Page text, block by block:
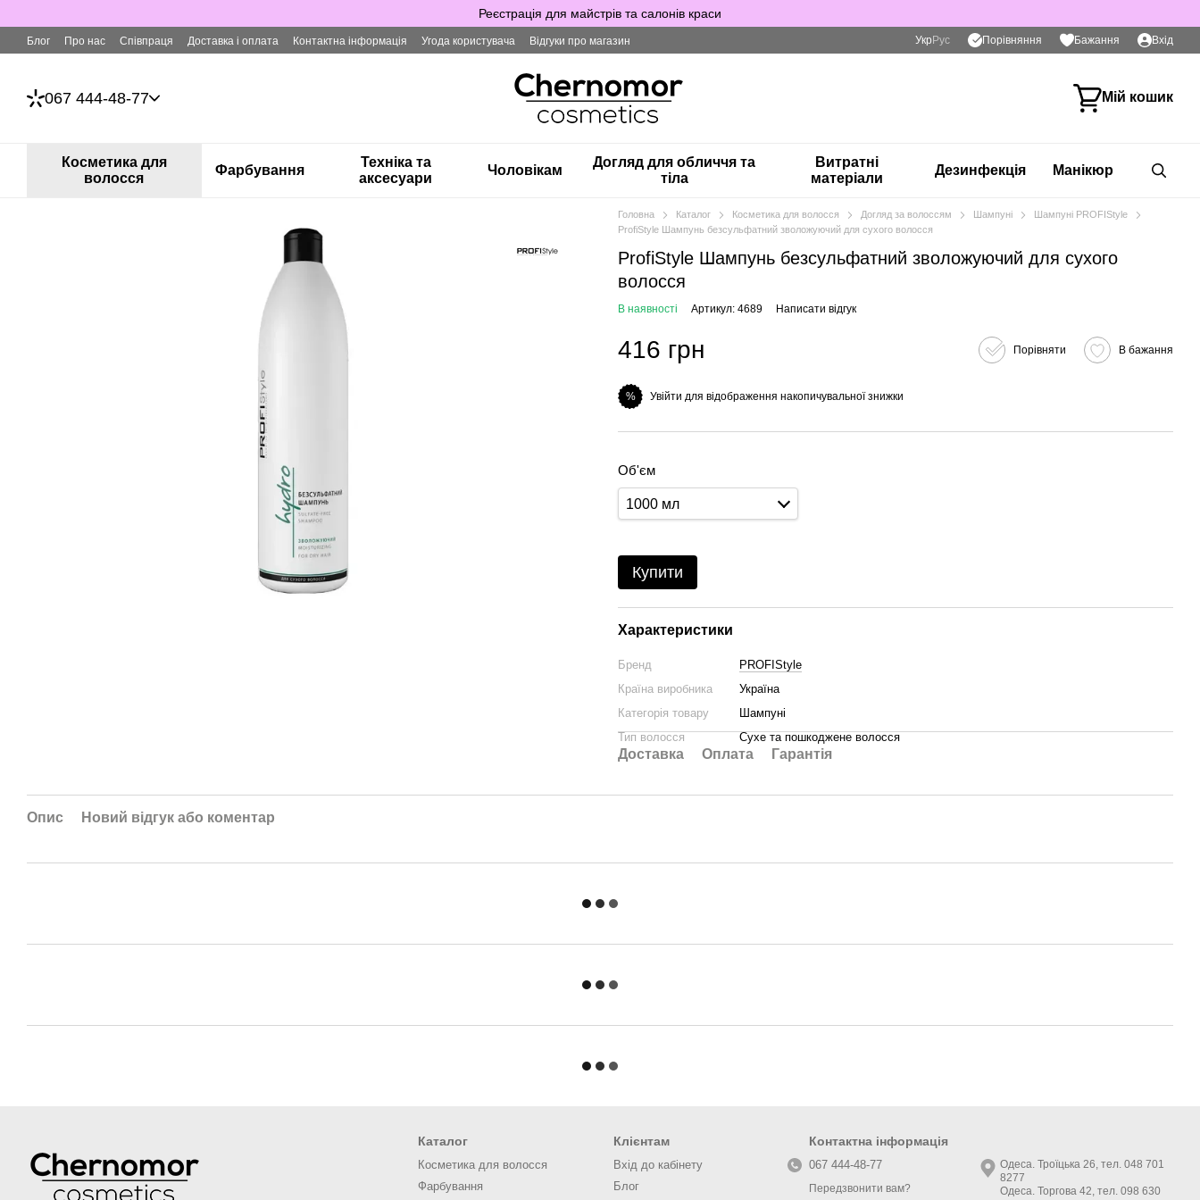
Реєстрація для майстрів та салонів краси
Блог Про нас Співпраця Доставка і оплата Контактна інформація Угода користувача Відгуки про магазин Укр Рус Порівняння Бажання Вхід
067 444-48-77 Мій кошик
Косметика для
волосся
Фарбування
Техніка та
аксесуари
Чоловікам
Догляд для обличчя та
тіла
Витратні
матеріали
Дезинфекція Манікюр
Головна Каталог Косметика для волосся Догляд за волоссям Шампуні
Шампуні PROFIStyle
ProfiStyle Шампунь безсульфатний зволожуючий для сухого волосся
ProfiStyle Шампунь безсульфатний зволожуючий для сухого
волосся
В наявності Артикул: 4689 Написати відгук
416 грн Порівняти В бажання
% Увійти для відображення накопичувальної знижки
Об'єм
1000 мл
Купити
Характеристики
Бренд
PROFIStyle
Країна виробника
Україна
Категорія товару
Шампуні
Тип волосся
Сухе та пошкоджене волосся
Доставка Оплата Гарантія
Опис Новий відгук або коментар
Каталог
Косметика для волосся
Фарбування
Клієнтам
Вхід до кабінету
Блог
Контактна інформація
067 444-48-77
Передзвонити вам?
Одеса. Троїцька 26, тел. 048 701
8277
Одеса. Торгова 42, тел. 098 630